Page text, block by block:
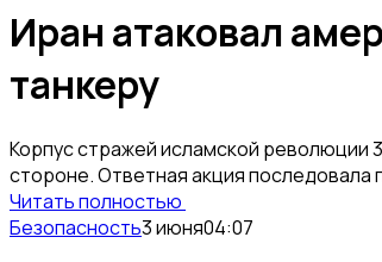
Иран атаковал
танкеру
Корпус стражей исламской революции
стороне. Ответная акция последовала
Читать полностью
Безопасность3 июня04:07